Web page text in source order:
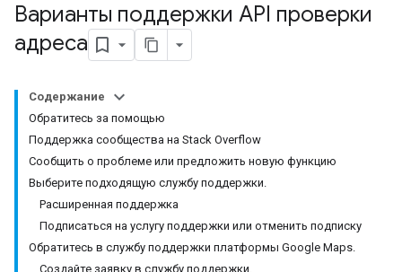
Варианты поддержки API проверки
адреса
Содержание
Обратитесь за помощью
Поддержка сообщества на Stack Overflow
Сообщить о проблеме или предложить новую функцию
Выберите подходящую службу поддержки.
Расширенная поддержка
Подписаться на услугу поддержки или отменить подписку
Обратитесь в службу поддержки платформы Google Maps.
Создайте заявку в службу поддержки.